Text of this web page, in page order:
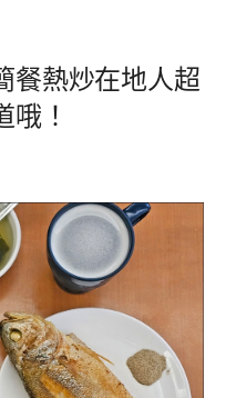
餐熱炒在地人超
哦！